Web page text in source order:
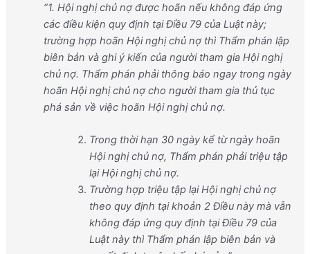
“1. Hội nghị chủ nợ được hoãn nếu không đáp ứng
các điều kiện quy định tại Điều 79 của Luật này;
trường hợp hoãn Hội nghị chủ nợ thì Thẩm phán lập
biên bản và ghi ý kiến của người tham gia Hội nghị
chủ nợ. Thẩm phán phải thông báo ngay trong ngày
hoãn Hội nghị chủ nợ cho người tham gia thủ tục
phá sản về việc hoãn Hội nghị chủ nợ.
Trong thời hạn 30 ngày kể từ ngày hoãn
Hội nghị chủ nợ, Thẩm phán phải triệu tập
lại Hội nghị chủ nợ.
Trường hợp triệu tập lại Hội nghị chủ nợ
theo quy định tại khoản 2 Điều này mà vẫn
không đáp ứng quy định tại Điều 79 của
Luật này thì Thẩm phán lập biên bản và